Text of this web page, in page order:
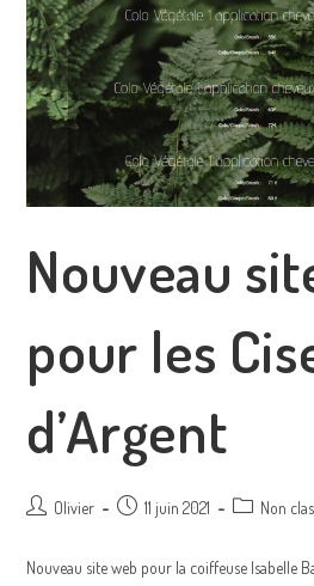
Nouveau
pour les
d’Argent
Olivier 11 juin 2021 Non
Nouveau site web pour la coiffeuse Isabelle